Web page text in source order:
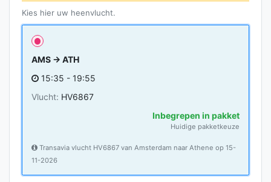
Kies hier uw heenvlucht.
AMS → ATH
15:35 - 19:55
Vlucht: HV6867
Inbegrepen in pakket
Huidige pakketkeuze
Transavia vlucht HV6867 van Amsterdam naar Athene op 15-
11-2026